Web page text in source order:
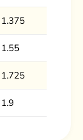
1.375
1.55
1.725
1.9